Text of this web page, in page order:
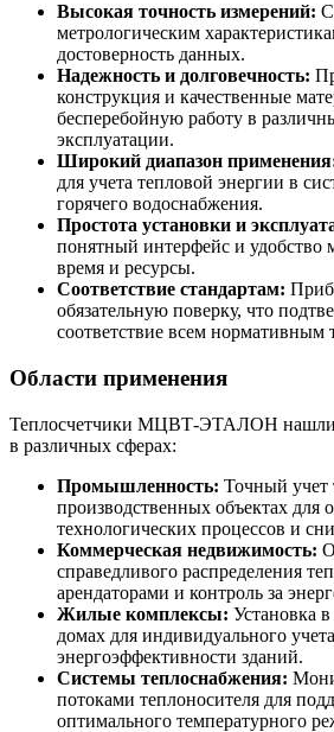
Высокая точность измерений:
метрологическим
достоверность данных.
Надежность и долговечность:
конструкция и качественные
бесперебойную работу в
эксплуатации.
Широкий диапазон
для учета тепловой энергии в
горячего водоснабжения.
Простота установки и
понятный интерфейс и удобство
время и ресурсы.
Соответствие стандартам:
обязательную поверку, что
соответствие всем нормативным
Области применения
Теплосчетчики МЦВТ-ЭТАЛОН нашли
в различных сферах:
Промышленность: Точный учет
производственных объектах для
технологических процессов и
Коммерческая недвижимость:
справедливого распределения
арендаторами и контроль за
Жилые комплексы: Установка
домах для индивидуального
энергоэффективности зданий.
Системы теплоснабжения:
потоками теплоносителя для
оптимального температурного